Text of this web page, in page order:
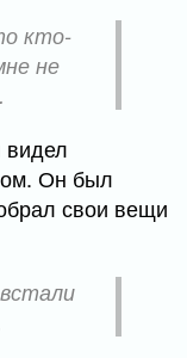
кто-
не
видел
Он был
свои вещи